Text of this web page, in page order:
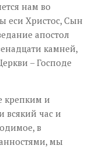
нам во
еси Христос, Сын
апостол
камней,
– Господе
крепким и
всякий час и
в
мы